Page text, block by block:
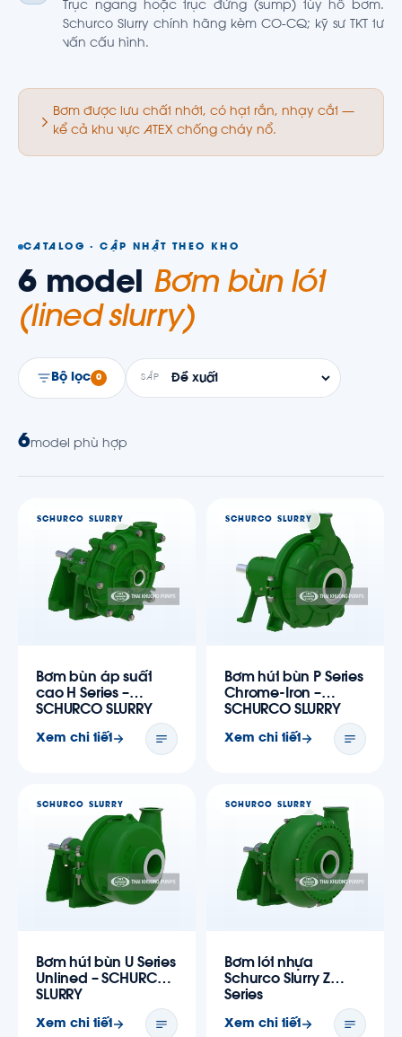
Trục ngang hoặc trục đứng (sump) tùy hố bơm.
Schurco Slurry chính hãng kèm CO-CQ; kỹ sư TKT tư
vấn cấu hình.
Bơm được lưu chất nhớt, có hạt rắn, nhạy cắt —
kể cả khu vực ATEX chống cháy nổ.
CATALOG · CẬP NHẬT THEO KHO
6model Bơm bùn lót
(lined slurry)
Bộ lọc 0 SẮP
6model phù hợp
SCHURCO SLURRY
Bơm bùn áp suất
cao H Series –
SCHURCO SLURRY
Xem chi tiết
SCHURCO SLURRY
Bơm hút bùn P Series
Chrome-Iron –
SCHURCO SLURRY
Xem chi tiết
SCHURCO SLURRY
Bơm hút bùn U Series
Unlined – SCHURCO
SLURRY
Xem chi tiết
SCHURCO SLURRY
Bơm lót nhựa
Schurco Slurry Z
Series
Xem chi tiết